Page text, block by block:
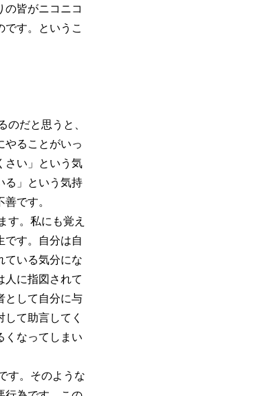
の皆がニコニコ
す。というこ
だと思うと、
やることがいっ
さい」という気
る」という気持
です。
す。私にも覚え
です。自分は自
ている気分にな
人に指図されて
として自分に与
て助言してく
くなってしまい
す。そのような